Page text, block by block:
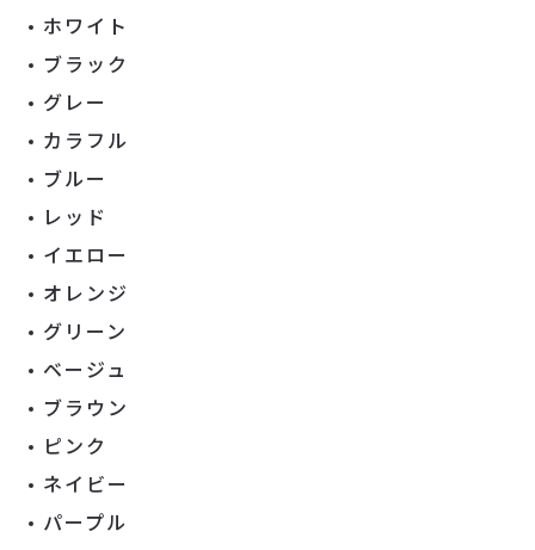
ホワイト
ブラック
グレー
カラフル
ブルー
レッド
イエロー
オレンジ
グリーン
ベージュ
ブラウン
ピンク
ネイビー
パープル